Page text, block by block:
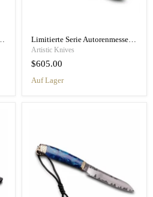
Artistic Knives
$605.00
Auf Lager